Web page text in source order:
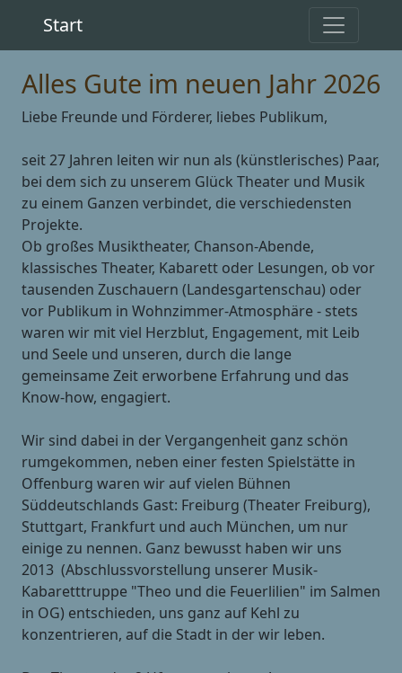
Start
Alles Gute im neuen Jahr 2026
Liebe Freunde und Förderer, liebes Publikum,
seit 27 Jahren leiten wir nun als (künstlerisches) Paar,
bei dem sich zu unserem Glück Theater und Musik
zu einem Ganzen verbindet, die verschiedensten
Projekte.
Ob großes Musiktheater, Chanson-Abende,
klassisches Theater, Kabarett oder Lesungen, ob vor
tausenden Zuschauern (Landesgartenschau) oder
vor Publikum in Wohnzimmer-Atmosphäre - stets
waren wir mit viel Herzblut, Engagement, mit Leib
und Seele und unseren, durch die lange
gemeinsame Zeit erworbene Erfahrung und das
Know-how, engagiert.
Wir sind dabei in der Vergangenheit ganz schön
rumgekommen, neben einer festen Spielstätte in
Offenburg waren wir auf vielen Bühnen
Süddeutschlands Gast: Freiburg (Theater Freiburg),
Stuttgart, Frankfurt und auch München, um nur
einige zu nennen. Ganz bewusst haben wir uns
2013 (Abschlussvorstellung unserer Musik-
Kabaretttruppe "Theo und die Feuerlilien" im Salmen
in OG) entschieden, uns ganz auf Kehl zu
konzentrieren, auf die Stadt in der wir leben.